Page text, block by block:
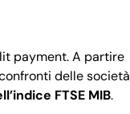
payment. A partire
delle società
FTSE MIB.